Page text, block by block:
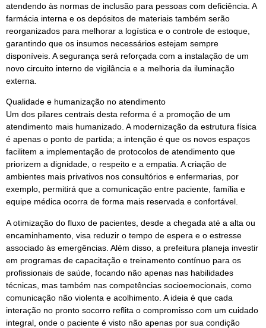
atendendo às normas de inclusão para pessoas com deficiência. A
farmácia interna e os depósitos de materiais também serão
reorganizados para melhorar a logística e o controle de estoque,
garantindo que os insumos necessários estejam sempre
disponíveis. A segurança será reforçada com a instalação de um
novo circuito interno de vigilância e a melhoria da iluminação
externa.
Qualidade e humanização no atendimento
Um dos pilares centrais desta reforma é a promoção de um
atendimento mais humanizado. A modernização da estrutura física
é apenas o ponto de partida; a intenção é que os novos espaços
facilitem a implementação de protocolos de atendimento que
priorizem a dignidade, o respeito e a empatia. A criação de
ambientes mais privativos nos consultórios e enfermarias, por
exemplo, permitirá que a comunicação entre paciente, família e
equipe médica ocorra de forma mais reservada e confortável.
A otimização do fluxo de pacientes, desde a chegada até a alta ou
encaminhamento, visa reduzir o tempo de espera e o estresse
associado às emergências. Além disso, a prefeitura planeja investir
em programas de capacitação e treinamento contínuo para os
profissionais de saúde, focando não apenas nas habilidades
técnicas, mas também nas competências socioemocionais, como
comunicação não violenta e acolhimento. A ideia é que cada
interação no pronto socorro reflita o compromisso com um cuidado
integral, onde o paciente é visto não apenas por sua condição